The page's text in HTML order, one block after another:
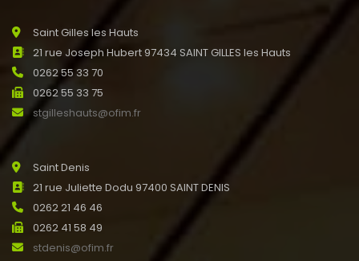
Saint Gilles les Hauts
21 rue Joseph Hubert 97434 SAINT GILLES les Hauts
0262 55 33 70
0262 55 33 75
stgilleshauts@ofim.fr
Saint Denis
21 rue Juliette Dodu 97400 SAINT DENIS
0262 21 46 46
0262 41 58 49
stdenis@ofim.fr